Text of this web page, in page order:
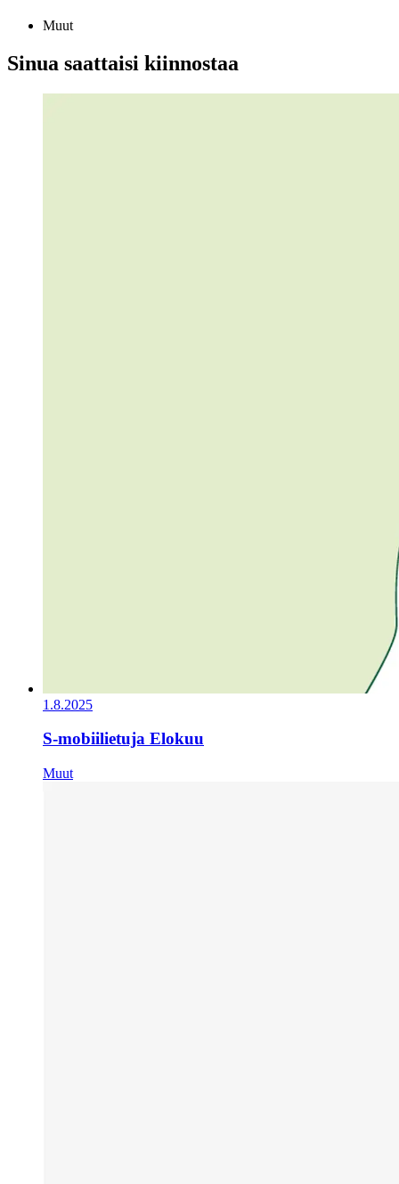
Muut
Sinua saattaisi kiinnostaa
1.8.2025
S-mobiilietuja Elokuu
Muut